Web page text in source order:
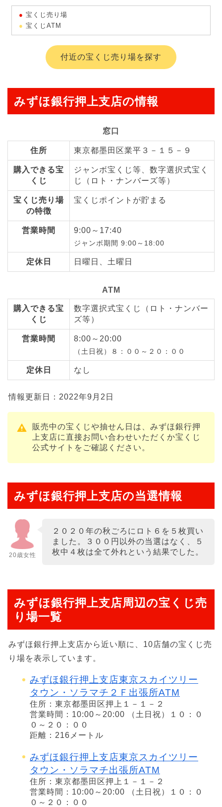
宝くじ売り場
宝くじATM
付近の宝くじ売り場を探す
みずほ銀行押上支店の情報
窓口
住所 東京都墨田区業平３－１５－９
購入できる宝
くじ
ジャンボ宝くじ等、数字選択式宝く
じ（ロト・ナンバーズ等）
宝くじ売り場
の特徴
宝くじポイントが貯まる
営業時間 9:00～17:40
ジャンボ期間 9:00～18:00
定休日 日曜日、土曜日
ATM
購入できる宝
くじ
数字選択式宝くじ（ロト・ナンバー
ズ等）
営業時間 8:00～20:00
（土日祝）８：００～２０：００
定休日 なし
情報更新日：2022年9月2日
販売中の宝くじや抽せん日は、みずほ銀行押
上支店に直接お問い合わせいただくか宝くじ
公式サイトをご確認ください。
みずほ銀行押上支店の当選情報
20歳女性
２０２０年の秋ごろにロト６を５枚買い
ました。３００円以外の当選はなく、５
枚中４枚は全て外れという結果でした。
みずほ銀行押上支店周辺の宝くじ売
り場一覧
みずほ銀行押上支店から近い順に、10店舗の宝くじ売
り場を表示しています。
みずほ銀行押上支店東京スカイツリー
タウン・ソラマチ２Ｆ出張所ATM
住所：東京都墨田区押上１－１－２
営業時間：10:00～20:00 （土日祝）１０：０
０～２０：００
距離：216メートル
みずほ銀行押上支店東京スカイツリー
タウン・ソラマチ出張所ATM
住所：東京都墨田区押上１－１－２
営業時間：10:00～20:00 （土日祝）１０：０
０～２０：００